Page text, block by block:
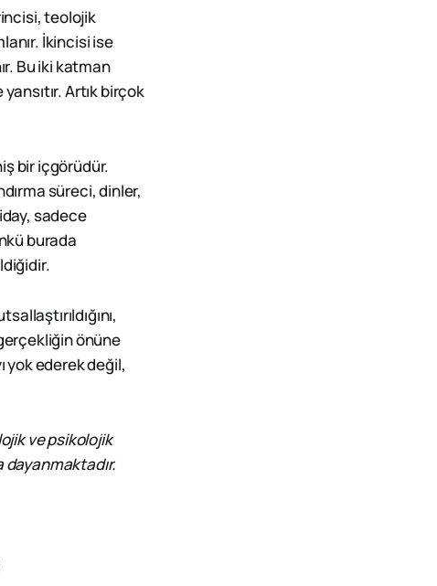
teolojik
İkincisi ise
Bu iki katman
Artık birçok
bir içgörüdür.
süreci, dinler,
sadece
burada
önüne
yok ederek değil,
ve psikolojik